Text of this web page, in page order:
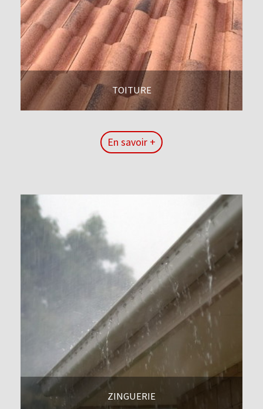
TOITURE
En savoir +
ZINGUERIE